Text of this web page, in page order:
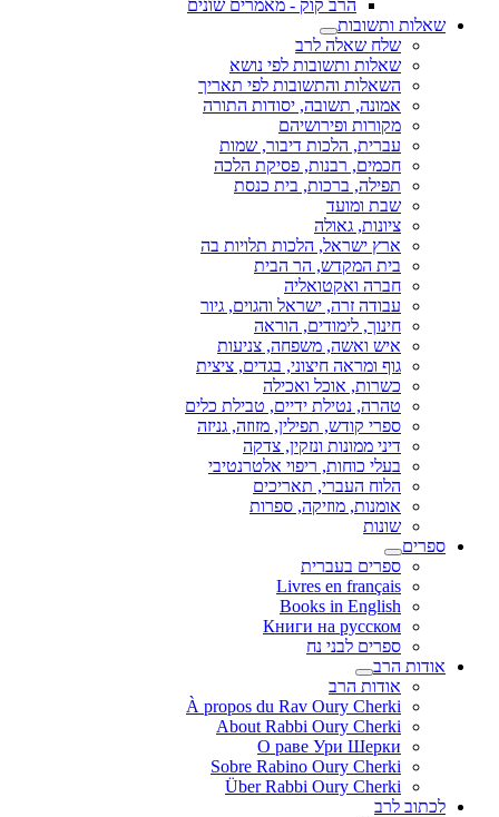
הרב קוק - מאמרים שונים
שאלות ותשובות
שלח שאלה לרב
שאלות ותשובות לפי נושא
השאלות והתשובות לפי תאריך
אמונה, תשובה, יסודות התורה
מקורות ופירושיהם
עברית, הלכות דיבור, שמות
חכמים, רבנות, פסיקת הלכה
תפילה, ברכות, בית כנסת
שבת ומועד
ציונות, גאולה
ארץ ישראל, הלכות תלויות בה
בית המקדש, הר הבית
חברה ואקטואליה
עבודה זרה, ישראל והגוים, גיור
חינוך, לימודים, הוראה
איש ואשה, משפחה, צניעות
גוף ומראה חיצוני, בגדים, ציצית
כשרות, אוכל ואכילה
טהרה, נטילת ידיים, טבילת כלים
ספרי קודש, תפילין, מזוזה, גניזה
דיני ממונות ונזקין, צדקה
בעלי כוחות, ריפוי אלטרנטיבי
הלוח העברי, תאריכים
אומנות, מוזיקה, ספרות
שונות
ספרים
ספרים בעברית
Livres en français
Books in English
Книги на русском
ספרים לבני נח
אודות הרב
אודות הרב
À propos du Rav Oury Cherki
About Rabbi Oury Cherki
О раве Ури Шерки
Sobre Rabino Oury Cherki
Über Rabbi Oury Cherki
לכתוב לרב